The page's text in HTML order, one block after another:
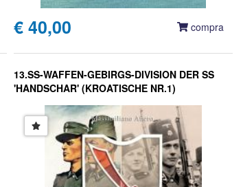
€ 40,00 compra
13.SS-WAFFEN-GEBIRGS-DIVISION DER SS
'HANDSCHAR' (KROATISCHE NR.1)
Massimiliano Afiero